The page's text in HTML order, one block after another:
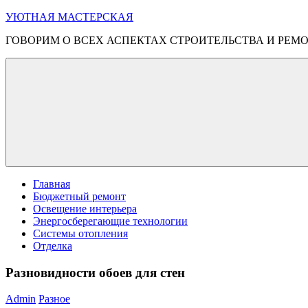
Перейти
содержимому
УЮТНАЯ МАСТЕРСКАЯ
ГОВОРИМ О ВСЕХ АСПЕКТАХ СТРОИТЕЛЬСТВА И
Меню
Главная
Бюджетный ремонт
Освещение интерьера
Энергосберегающие технологии
Системы отопления
Отделка
Разновидности обоев для стен
Admin Разное